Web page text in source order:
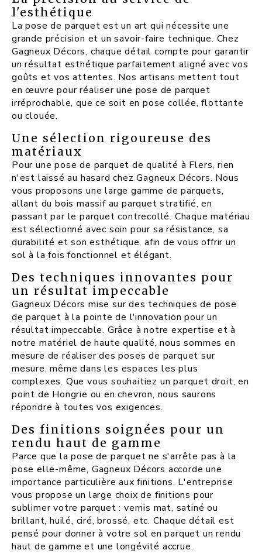
l'esthétique
La pose de parquet est un art qui nécessite une
grande précision et un savoir-faire technique. Chez
Gagneux Décors, chaque détail compte pour garantir
un résultat esthétique parfaitement aligné avec vos
goûts et vos attentes. Nos artisans mettent tout
en œuvre pour réaliser une pose de parquet
irréprochable, que ce soit en pose collée, flottante
ou clouée.
Une sélection rigoureuse des
matériaux
Pour une pose de parquet de qualité à Flers, rien
n'est laissé au hasard chez Gagneux Décors. Nous
vous proposons une large gamme de parquets,
allant du bois massif au parquet stratifié, en
passant par le parquet contrecollé. Chaque matériau
est sélectionné avec soin pour sa résistance, sa
durabilité et son esthétique, afin de vous offrir un
sol à la fois fonctionnel et élégant.
Des techniques innovantes pour
un résultat impeccable
Gagneux Décors mise sur des techniques de pose
de parquet à la pointe de l'innovation pour un
résultat impeccable. Grâce à notre expertise et à
notre matériel de haute qualité, nous sommes en
mesure de réaliser des poses de parquet sur
mesure, même dans les espaces les plus
complexes. Que vous souhaitiez un parquet droit, en
point de Hongrie ou en chevron, nous saurons
répondre à toutes vos exigences.
Des finitions soignées pour un
rendu haut de gamme
Parce que la pose de parquet ne s'arrête pas à la
pose elle-même, Gagneux Décors accorde une
importance particulière aux finitions. L'entreprise
vous propose un large choix de finitions pour
sublimer votre parquet : vernis mat, satiné ou
brillant, huilé, ciré, brossé, etc. Chaque détail est
pensé pour donner à votre sol en parquet un rendu
haut de gamme et une longévité accrue.